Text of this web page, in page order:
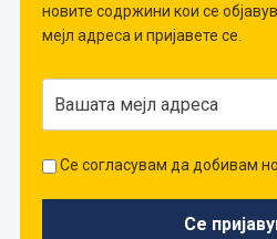
новите содржини кои се
мејл адреса и пријавете се.
Се согласувам да добивам